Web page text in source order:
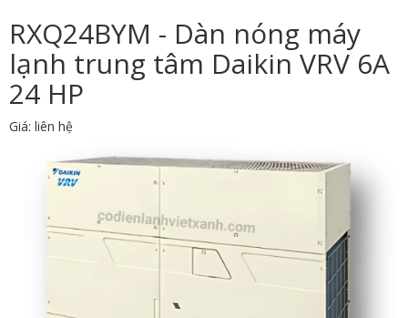
RXQ24BYM - Dàn nóng máy
lạnh trung tâm Daikin VRV 6A
24 HP
Giá: liên hệ